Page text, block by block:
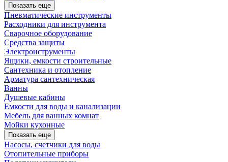
Показать еще
Пневматические инструменты
Расходники для инструмента
Сварочное оборудование
Средства защиты
Электроиструменты
Ящики, емкости строительные
Сантехника и отопление
Арматура сантехническая
Ванны
Душевые кабины
Емкости для воды и канализации
Мебель для ванных комнат
Мойки кухонные
Показать еще
Насосы, счетчики для воды
Отопительные приборы